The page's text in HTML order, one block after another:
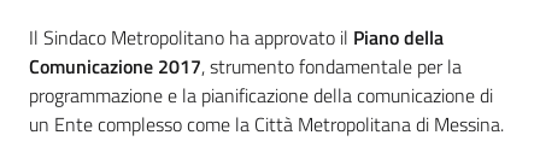
Il Sindaco Metropolitano ha approvato il Piano della
Comunicazione 2017, strumento fondamentale per la
programmazione e la pianificazione della comunicazione di
un Ente complesso come la Città Metropolitana di Messina.